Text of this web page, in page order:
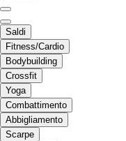
Saldi
Fitness/Cardio
Bodybuilding
Crossfit
Yoga
Combattimento
Abbigliamento
Scarpe